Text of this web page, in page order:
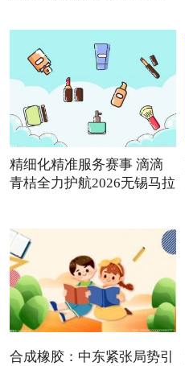
精细化精准服务赛事 滴滴
青桔全力护航2026无锡马拉
合成橡胶：中东紧张局势引